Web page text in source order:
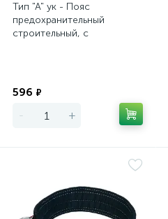
Тип "А" ук - Пояс
предохранительный
строительный, с
596 ₽
- +